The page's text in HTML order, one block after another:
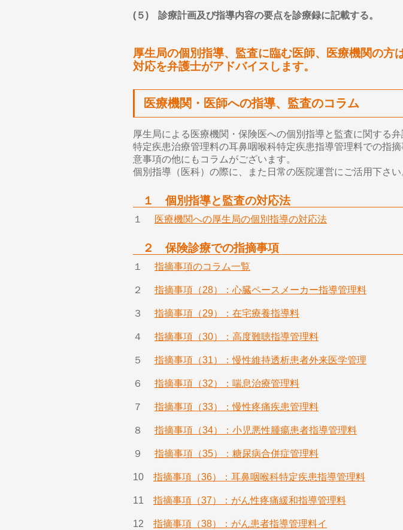
(５) 診療計画及び指導内容の要点を診療録に記載する。
厚生局の個別指導、監査に臨む医師、医療機関の方
対応を弁護士がアドバイスします。
医療機関・医師への指導、監査のコラム
厚生局による医療機関・保険医への個別指導と監査に関する弁
特定疾患治療管理料の耳鼻咽喉科特定疾患指導管理料での指
意事項の他にもコラムがございます。
個別指導（医科）の際に、また日常の医院運営にご活用下さい
１ 個別指導と監査の対応法
１ 医療機関への厚生局の個別指導の対応法
２ 保険診療での指摘事項
１ 指摘事項のコラム一覧
２ 指摘事項（28）：心臓ペースメーカー指導管理料
３ 指摘事項（29）：在宅療養指導料
４ 指摘事項（30）：高度難聴指導管理料
５ 指摘事項（31）：慢性維持透析患者外来医学管理
６ 指摘事項（32）：喘息治療管理料
７ 指摘事項（33）：慢性疼痛疾患管理料
８ 指摘事項（34）：小児悪性腫瘍患者指導管理料
９ 指摘事項（35）：糖尿病合併症管理料
10 指摘事項（36）：耳鼻咽喉科特定疾患指導管理料
11 指摘事項（37）：がん性疼痛緩和指導管理料
12 指摘事項（38）：がん患者指導管理料イ